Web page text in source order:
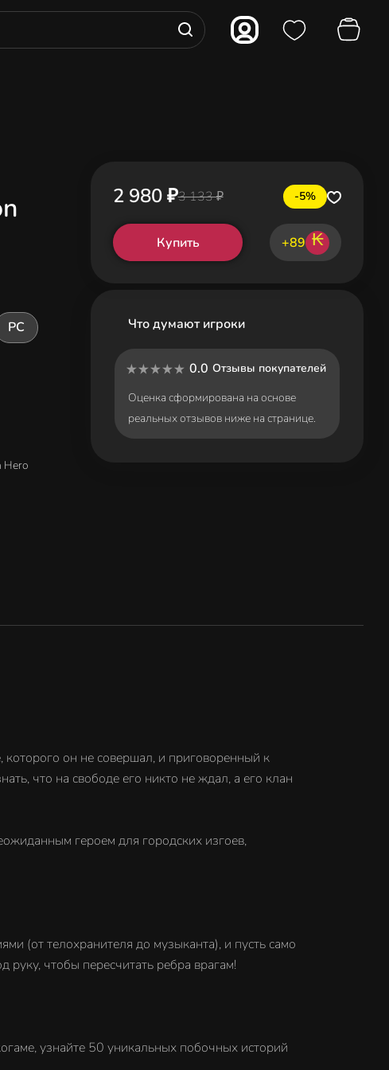
PC
Hero
2 980 ₽3 133 ₽ -5%
Купить +89 ₭
Что думают игроки
0.0 Отзывы покупателей
Оценка сформирована на основе
реальных отзывов ниже на странице.
которого он не совершал, и приговоренный к
что на свободе его никто не ждал, а его клан
героем для городских изгоев,
(от телохранителя до музыканта), и пусть само
чтобы пересчитать ребра врагам!
узнайте 50 уникальных побочных историй